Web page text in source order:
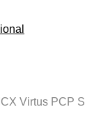
Virtus PCP